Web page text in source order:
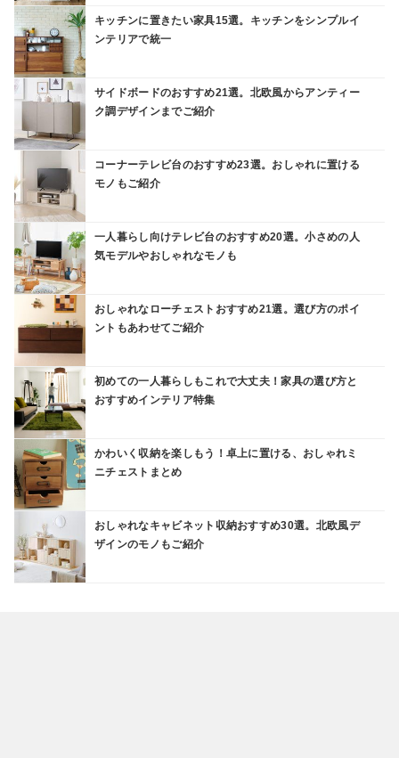
キッチンに置きたい家具15選。キッチンをシンプルイ
ンテリアで統一
サイドボードのおすすめ21選。北欧風からアンティー
ク調デザインまでご紹介
コーナーテレビ台のおすすめ23選。おしゃれに置ける
モノもご紹介
一人暮らし向けテレビ台のおすすめ20選。小さめの人
気モデルやおしゃれなモノも
おしゃれなローチェストおすすめ21選。選び方のポイ
ントもあわせてご紹介
初めての一人暮らしもこれで大丈夫！家具の選び方と
おすすめインテリア特集
かわいく収納を楽しもう！卓上に置ける、おしゃれミ
ニチェストまとめ
おしゃれなキャビネット収納おすすめ30選。北欧風デ
ザインのモノもご紹介